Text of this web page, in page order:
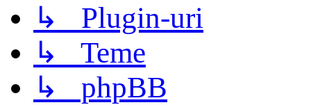
↳ Plugin-uri
↳ Teme
↳ phpBB